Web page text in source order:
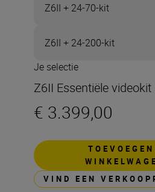
Z6II + 24-70-kit
Z6II + 24-200-kit
Je selectie
Z6II Essentiële videokit
€ 3.399,00
VIND EEN